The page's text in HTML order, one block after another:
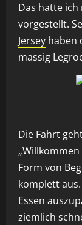
Das hatte ich
vorgestellt.
Jersey haben
massig
Die Fahrt
Form von
komplett
Essen
ziemlich